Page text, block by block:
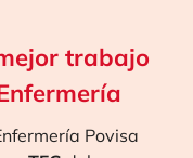
trabajo
Povisa